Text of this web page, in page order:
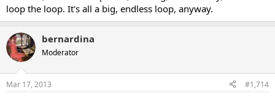
loop the loop. It's all a big, endless loop, anyway.
bernardina
Moderator
Mar 17, 2013 #1,714